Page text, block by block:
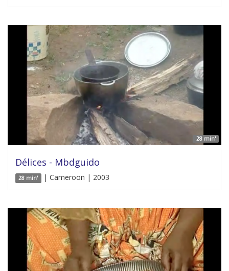
28 min'
Délices - Mbdguido
28 min' | Cameroon | 2003